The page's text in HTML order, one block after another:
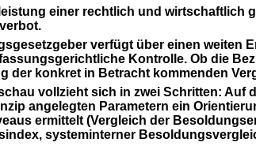
einer rechtlich und
verfügt über einen weiten
Kontrolle. Ob die
der konkret in Betracht kommenden
vollzieht sich in zwei Schritten:
angelegten Parametern ein
ermittelt (Vergleich der
systeminterner